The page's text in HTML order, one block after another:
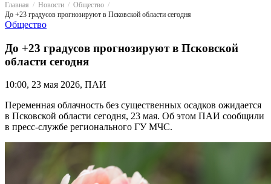
Главная Новости
Общество
До +23 градусов прогнозируют в Псковской области сегодня
Общество
До +23 градусов прогнозируют в Псковской
области сегодня
10:00, 23 мая 2026, ПАИ
Переменная облачность без существенных осадков ожидается
в Псковской области сегодня, 23 мая. Об этом ПАИ сообщили
в пресс-службе регионального ГУ МЧС.